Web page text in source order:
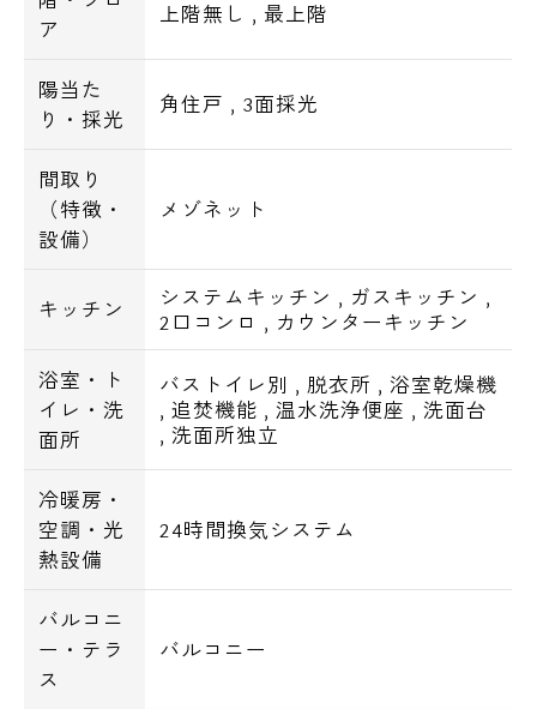
ア
上階無し , 最上階
陽当た
り・採光
角住戸 , 3面採光
間取り
（特徴・
設備）
メゾネット
キッチン システムキッチン , ガスキッチン ,
2口コンロ , カウンターキッチン
浴室・ト
イレ・洗
面所
バストイレ別 , 脱衣所 , 浴室乾燥機
,追焚機能 , 温水洗浄便座 , 洗面台
,洗面所独立
冷暖房・
空調・光
熱設備
24時間換気システム
バルコニ
ー・テラ
ス
バルコニー